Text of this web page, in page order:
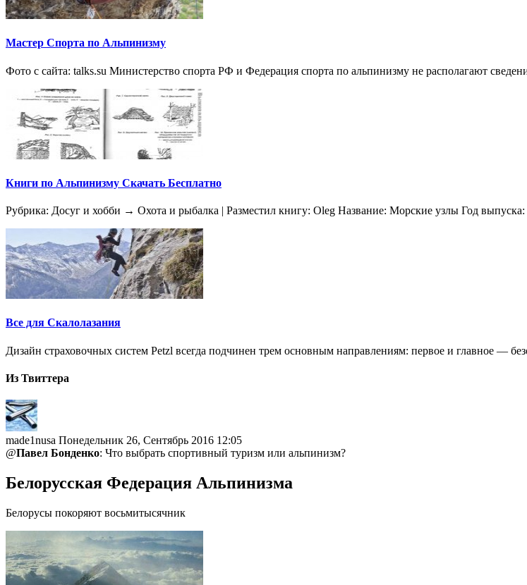
Мастер Спорта по Альпинизму
Фото с сайта: talks.su Министерство спорта РФ и Федерация спорта по альпинизму не располагают
Книги по Альпинизму Скачать Бесплатно
Рубрика: Досуг и хобби → Охота и рыбалка | Разместил книгу: Oleg Название: Морские узлы Год
Все для Скалолазания
Дизайн страховочных систем Petzl всегда подчинен трем основным направлениям: первое и главное —
Из Твиттера
made1nusa Понедельник 26, Сентябрь 2016 12:05
@Павел Бонденко: Что выбрать спортивный туризм или альпинизм?
Белорусская Федерация Альпинизма
Белорусы покоряют восьмитысячник